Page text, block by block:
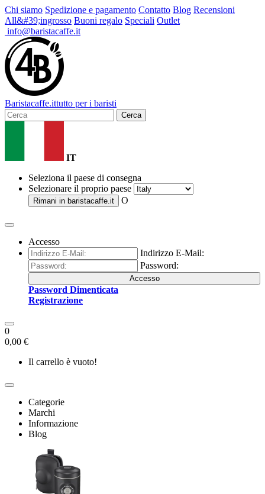
Chi siamo Spedizione e pagamento Contatto Blog Recensioni
All&#39;ingrosso Buoni regalo Speciali Outlet
info@baristacaffe.it
Baristacaffe.ittutto per i baristi
Cerca
IT
Seleziona il paese di consegna
Selezionare il proprio paese
Rimani in baristacaffe.it O
Accesso
Indirizzo E-Mail:
Password:
Accesso
Password Dimenticata
Registrazione
0
0,00 €
Il carrello è vuoto!
Categorie
Marchi
Informazione
Blog